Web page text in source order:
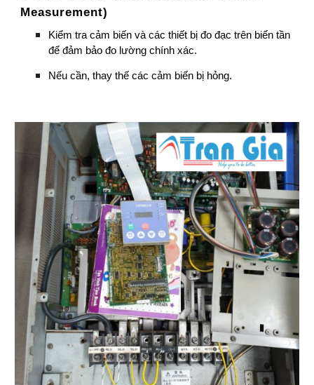
Measurement)
Kiểm tra cảm biến và các thiết bị đo đạc trên biến tần
để đảm bảo đo lường chính xác.
Nếu cần, thay thế các cảm biến bị hỏng.